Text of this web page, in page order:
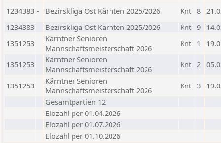
1234383 - Bezirskliga Ost Kärnten 2025/2026 Knt 8
1234383
Bezirskliga Ost Kärnten 2025/2026 Knt 9
1351253
Kärntner Senioren
Mannschaftsmeisterschaft 2026
Knt 1
1351253
Kärntner Senioren
Mannschaftsmeisterschaft 2026
Knt 2
1351253
Kärntner Senioren
Mannschaftsmeisterschaft 2026
Knt 3
Gesamtpartien 12
Elozahl per 01.04.2026
Elozahl per 01.07.2026
Elozahl per 01.10.2026